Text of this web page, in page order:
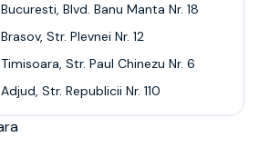
Bucuresti, Blvd. Banu Manta Nr. 18
Brasov, Str. Plevnei Nr. 12
Timisoara, Str. Paul Chinezu Nr. 6
Adjud, Str. Republicii Nr. 110